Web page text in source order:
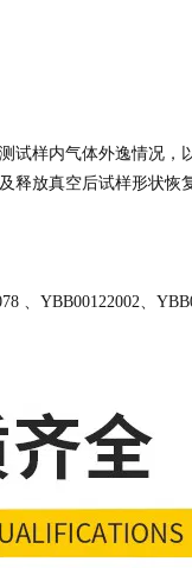
试样内气体外逸情况，
放真空后试样形状恢
、YBB00122002、